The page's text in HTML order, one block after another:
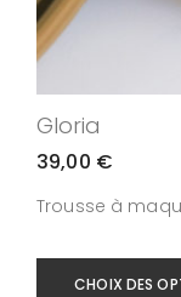
Gloria
39,00 €
Trousse à
CHOIX DES